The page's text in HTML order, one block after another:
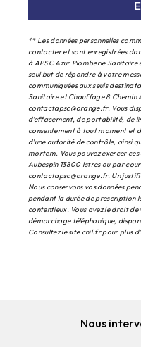
** Les données personnelles
contacter et sont enregistrées
à APSC Azur Plomberie
seul but de répondre à votre
communiquées aux seuls
Sanitaire et Chauffage 8 Chemin
contactapsc@orange.fr. Vous
d’effacement, de portabilité, de
consentement à tout moment et
d’une autorité de contrôle, ainsi
mortem. Vous pouvez exercer
Aubespin 13800 Istres ou par
contactapsc@orange.fr. Un
Nous conservons vos données
pendant la durée de prescription
contentieux. Vous avez le droit
démarchage téléphonique,
Consultez le site cnil.fr pour plus
Nous